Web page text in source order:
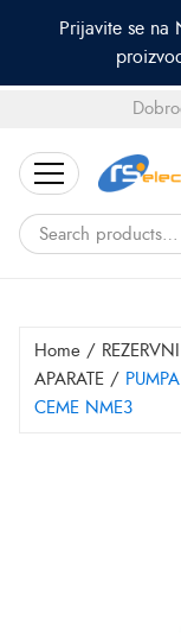
Prijavite se na
for:
Home /
APARATE /
CEME NME3